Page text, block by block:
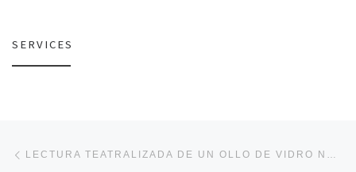
SERVICES
Navegación de entradas